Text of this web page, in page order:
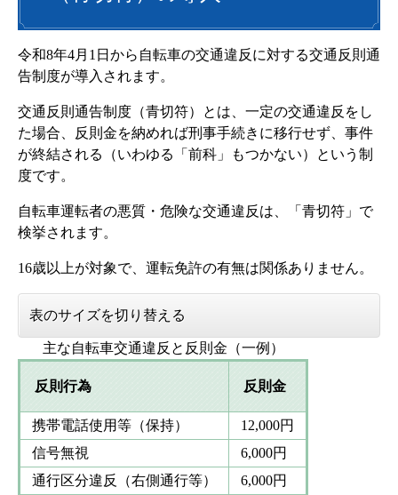
令和8年4月1日から自転車の交通違反に対する交通反則通
告制度が導入されます。
交通反則通告制度（青切符）とは、一定の交通違反をし
た場合、反則金を納めれば刑事手続きに移行せず、事件
が終結される（いわゆる「前科」もつかない）という制
度です。
自転車運転者の悪質・危険な交通違反は、「青切符」で
検挙されます。
16歳以上が対象で、運転免許の有無は関係ありません。
表のサイズを切り替える
主な自転車交通違反と反則金（一例）
反則行為 反則金
携帯電話使用等（保持）
12,000円
信号無視
6,000円
通行区分違反（右側通行等）
6,000円